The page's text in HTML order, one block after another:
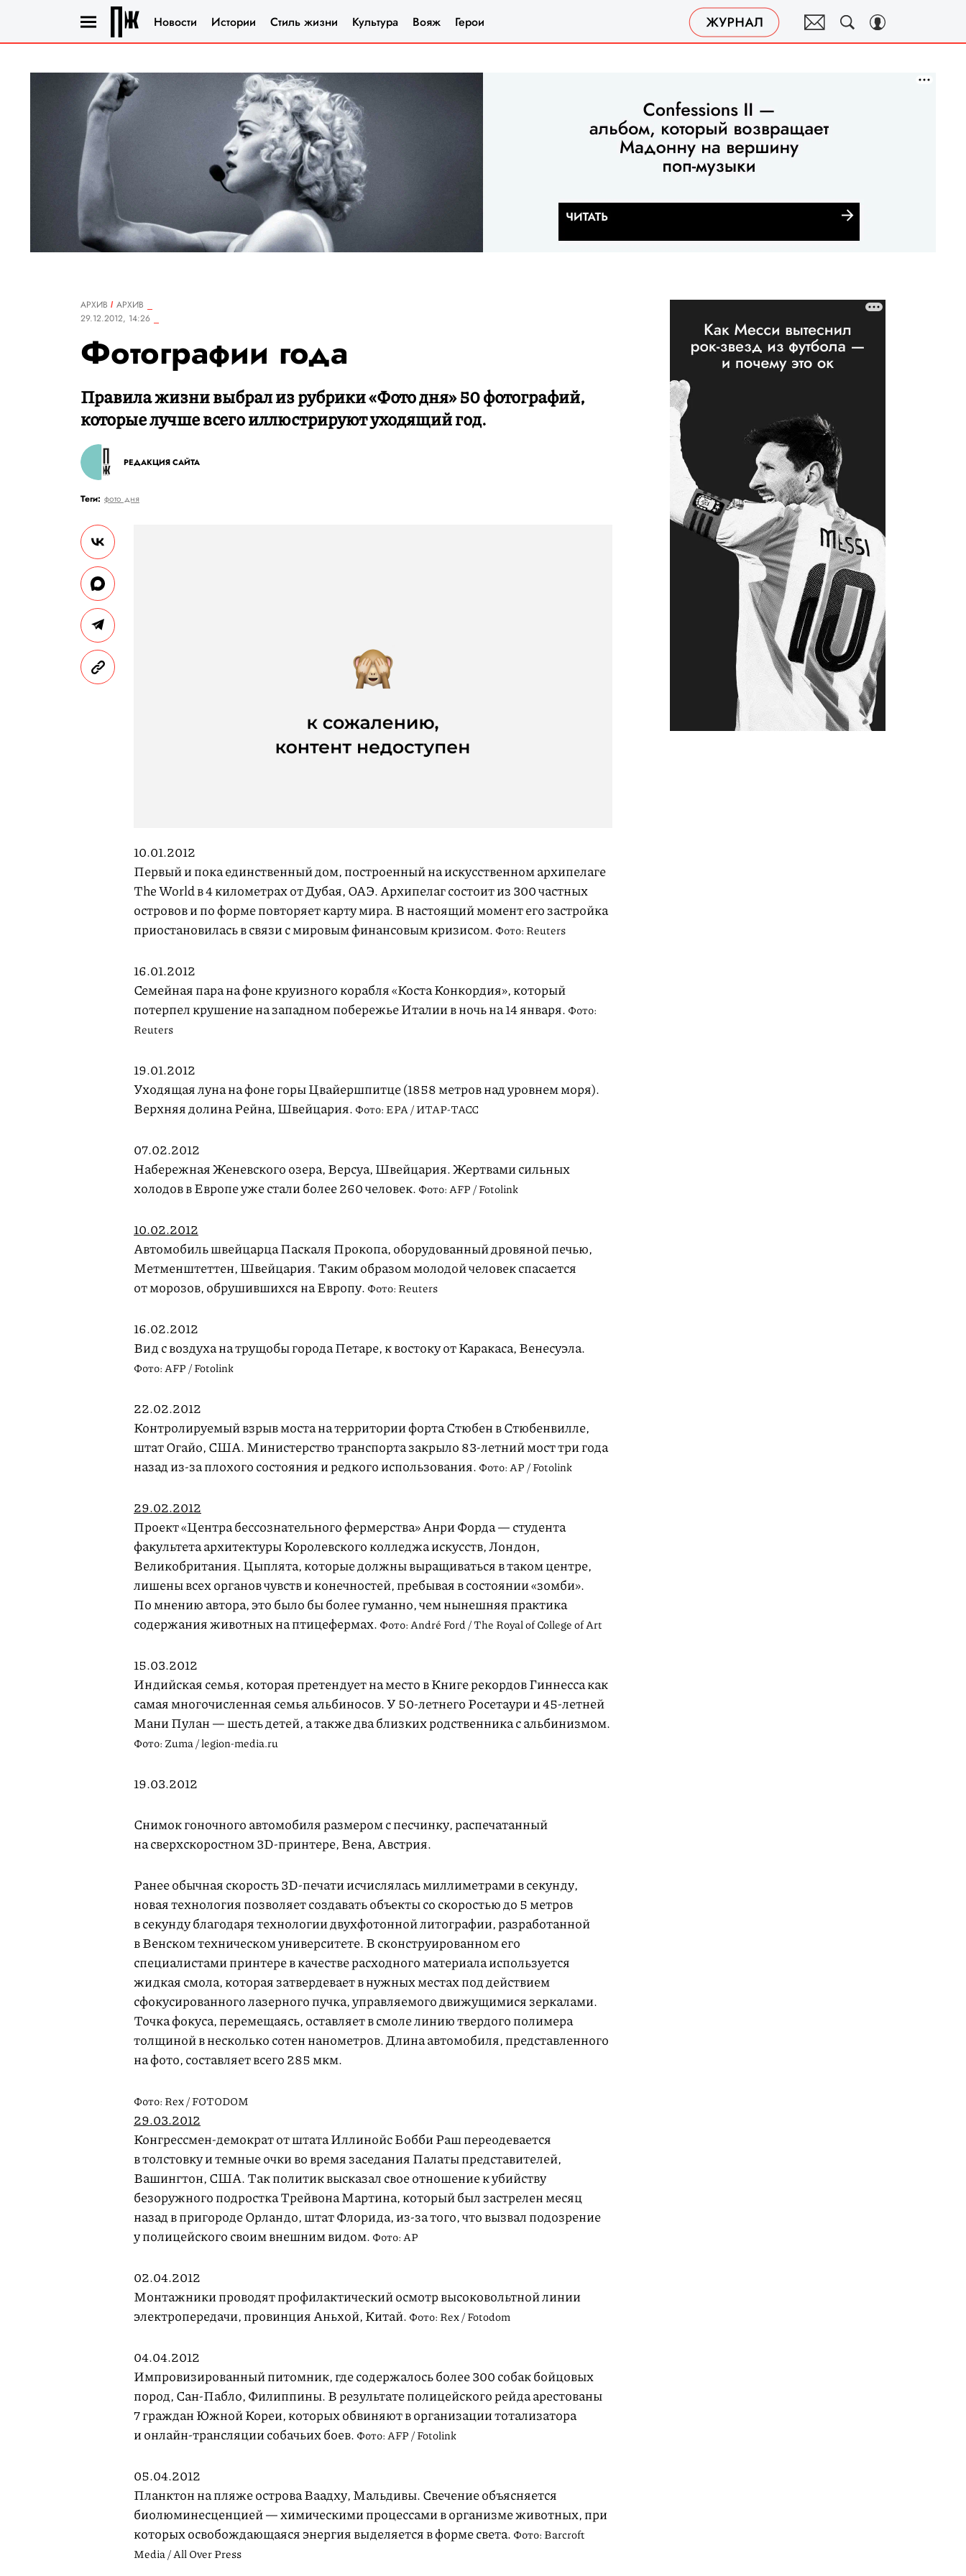
Новости Истории Стиль жизни Культура Вояж Герои
АРХИВ
АРХИВ
29.12.2012, 14:26
Фотографии года
Правила жизни выбрал из рубрики «Фото дня» 50 фотографий,
которые лучше всего иллюстрируют уходящий год.
РЕДАКЦИЯ САЙТА
Теги: фото дня
10.01.2012
Первый и пока единственный дом, построенный на искусственном архипелаге
The World в 4 километрахот Дубая, ОАЭ. Архипелаг состоит из 300 частных
островов и по форме повторяет карту мира. В настоящий момент его застройка
приостановилась в связи с мировым финансовым кризисом. Фото: Reuters
16.01.2012
Семейная пара на фоне круизного корабля «Коста Конкордия», который
потерпел крушение на западном побережье Италии в ночь на 14 января. Фото:
Reuters
19.01.2012
Уходящая луна на фоне горы Цвайершпитце (1858 метров над уровнем моря).
Верхняя долина Рейна, Швейцария. Фото: EPA / ИТАР-ТАСС
07.02.2012
Набережная Женевского озера, Версуа, Швейцария. Жертвами сильных
холодов в Европе уже стали более 260 человек. Фото: AFP / Fotolink
10.02.2012
Автомобиль швейцарца Паскаля Прокопа, оборудованный дровяной печью,
Метменштеттен, Швейцария. Таким образом молодой человек спасается
от морозов, обрушившихся на Европу. Фото: Reuters
16.02.2012
Вид с воздуха на трущобы города Петаре, к востоку от Каракаса, Венесуэла.
Фото: AFP / Fotolink
22.02.2012
Контролируемый взрыв моста на территории форта Стюбен в Стюбенвилле,
штат Огайо, США. Министерство транспорта закрыло83-летниймост три года
назад из-за плохого состояния и редкого использования. Фото: AP / Fotolink
29.02.2012
Проект «Центра бессознательного фермерства» Анри Форда — студента
факультета архитектуры Королевского колледжа искусств, Лондон,
Великобритания. Цыплята, которые должны выращиваться в таком центре,
лишены всех органов чувств и конечностей, пребывая в состоянии «зомби».
По мнению автора, это было бы более гуманно, чем нынешняя практика
содержания животных на птицефермах. Фото: André Ford / The Royal of College of Art
15.03.2012
Индийская семья, которая претендует на место в Книге рекордов Гиннесса как
самая многочисленная семья альбиносов. У50-летнегоРосетаури и45-летней
Мани Пулан — шесть детей, а также два близких родственника с альбинизмом.
Фото: Zuma / legion-media.ru
19.03.2012
Снимок гоночного автомобиля размером с песчинку, распечатанный
на сверхскоростном 3D-принтере, Вена, Австрия.
Ранее обычная скорость 3D-печати исчислялась миллиметрами в секунду,
новая технология позволяет создавать объекты со скоростью до 5 метров
в секунду благодаря технологии двухфотонной литографии, разработанной
в Венском техническом университете. В сконструированном его
специалистами принтере в качестве расходного материала используется
жидкая смола, которая затвердевает в нужных местах под действием
сфокусированного лазерного пучка, управляемого движущимися зеркалами.
Точка фокуса, перемещаясь, оставляет в смоле линию твердого полимера
толщиной в несколько сотен нанометров. Длина автомобиля, представленного
на фото, составляет всего 285 мкм.
Фото: Rex / FOTODOM
29.03.2012
Конгрессмен-демократ от штата Иллинойс Бобби Раш переодевается
в толстовку и темные очки во время заседания Палаты представителей,
Вашингтон, США. Так политик высказал свое отношение к убийству
безоружного подростка Трейвона Мартина, который был застрелен месяц
назад в пригороде Орландо, штат Флорида, из-за того, что вызвал подозрение
у полицейского своим внешним видом. Фото: AP
02.04.2012
Монтажники проводят профилактический осмотр высоковольтной линии
электропередачи, провинция Аньхой, Китай. Фото: Rex / Fotodom
04.04.2012
Импровизированный питомник, где содержалось более 300 собак бойцовых
пород, Сан-Пабло, Филиппины. В результате полицейского рейда арестованы
7 граждан Южной Кореи, которых обвиняют в организации тотализатора
и онлайн-трансляции собачьих боев. Фото: AFP / Fotolink
05.04.2012
Планктон на пляже острова Ваадху, Мальдивы. Свечение объясняется
биолюминесценцией — химическими процессами в организме животных, при
которых освобождающаяся энергия выделяется в форме света. Фото: Barcroft
Media / All Over Press